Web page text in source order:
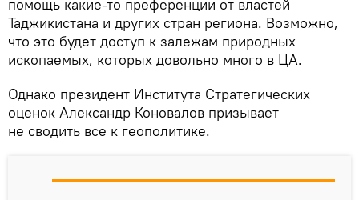
помощь какие-то преференции от властей
Таджикистана и других стран региона. Возможно,
что это будет доступ к залежам природных
ископаемых, которых довольно много в ЦА.
Однако президент Института Стратегических
оценок Александр Коновалов призывает
не сводить все к геополитике.